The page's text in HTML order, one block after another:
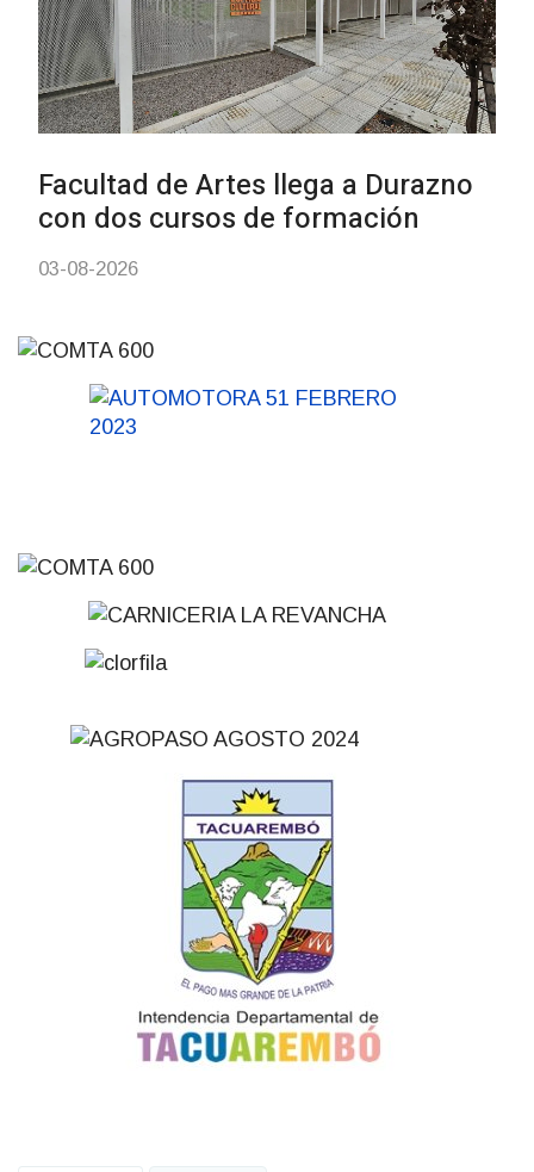
Siniestro laboral con tiernizadora
de carne
01-08-2026
Inauguran Destacamento de la
Republicana en Durazno
31-07-2026